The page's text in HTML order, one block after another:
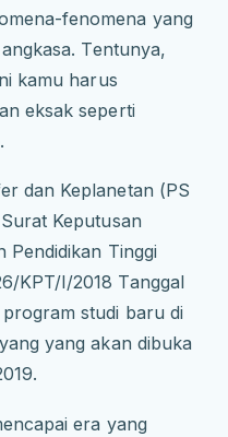
fenomena yang
Tentunya,
kamu harus
eksak seperti
dan Keplanetan (PS
Keputusan
Pendidikan Tinggi
KPT/I/2018 Tanggal
studi baru di
yang akan dibuka
era yang